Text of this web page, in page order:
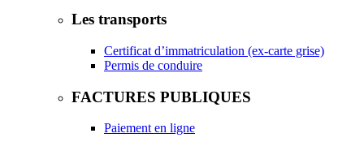
Les transports
Certificat d’immatriculation (ex-carte grise)
Permis de conduire
FACTURES PUBLIQUES
Paiement en ligne